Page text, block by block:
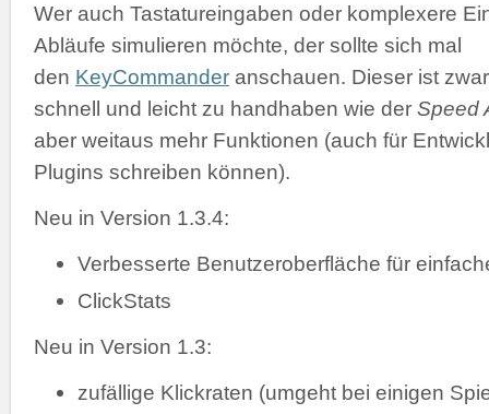
Wer auch Tastatureingaben oder komplexere
Abläufe simulieren möchte, der sollte sich mal
den KeyCommander anschauen. Dieser ist
schnell und leicht zu handhaben wie der Speed
aber weitaus mehr Funktionen (auch für
Plugins schreiben können).
Neu in Version 1.3.4:
Verbesserte Benutzeroberfläche für
ClickStats
Neu in Version 1.3:
zufällige Klickraten (umgeht bei einigen